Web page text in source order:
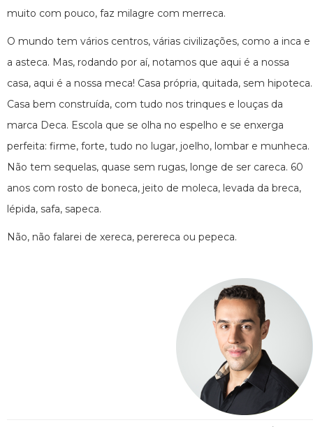
muito com pouco, faz milagre com merreca.
O mundo tem vários centros, várias civilizações, como a inca e
a asteca. Mas, rodando por aí, notamos que aqui é a nossa
casa, aqui é a nossa meca! Casa própria, quitada, sem hipoteca.
Casa bem construída, com tudo nos trinques e louças da
marca Deca. Escola que se olha no espelho e se enxerga
perfeita: firme, forte, tudo no lugar, joelho, lombar e munheca.
Não tem sequelas, quase sem rugas, longe de ser careca. 60
anos com rosto de boneca, jeito de moleca, levada da breca,
lépida, safa, sapeca.
Não, não falarei de xereca, perereca ou pepeca.